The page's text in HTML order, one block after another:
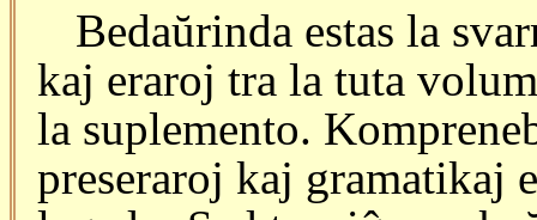
Bedaŭrinda estas la
kaj eraroj tra la tuta
la suplemento.
preseraroj kaj gramatikaj